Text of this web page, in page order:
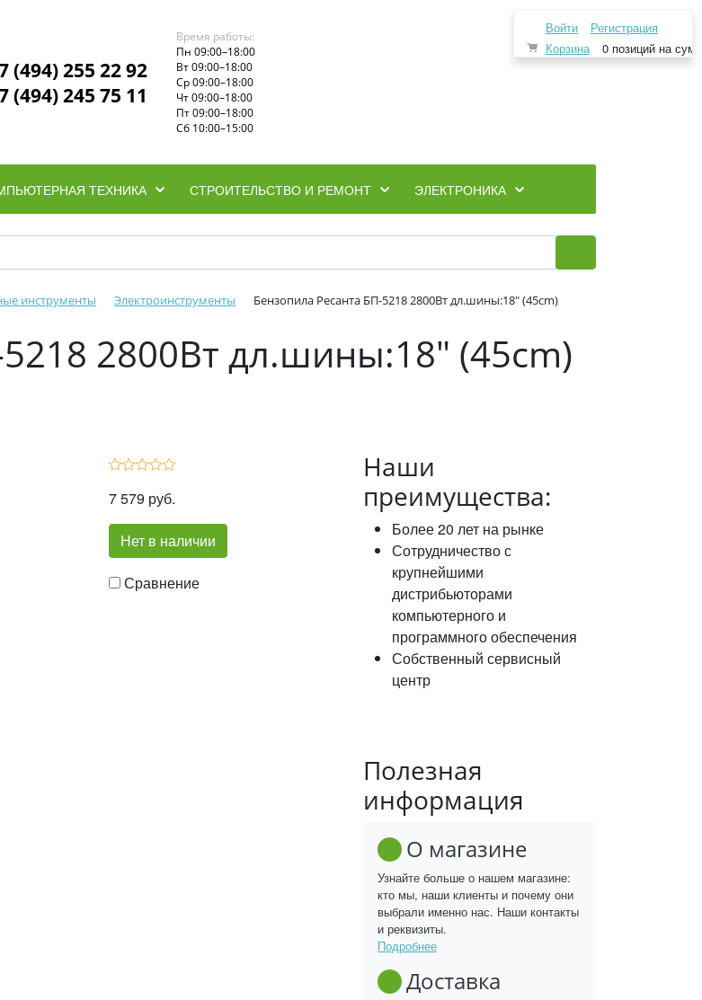
Войти
Регистрация
Корзина
0 позиций на
(494) 255 22 92
(494) 245 75 11
Время работы:
Пн 09:00–18:00
Вт 09:00–18:00
Ср 09:00–18:00
Чт 09:00–18:00
Пт 09:00–18:00
Сб 10:00–15:00
ТЕХНИКА СТРОИТЕЛЬСТВО И РЕМОНТ ЭЛЕКТРОНИКА
инструменты Электроинструменты Бензопила Ресанта БП-5218 2800Вт дл.шины:18" (45cm)
2800Вт дл.шины:18" (45cm)
7 579 руб.
Нет в наличии
Сравнение
Наши
преимущества:
Более 20 лет на рынке
Сотрудничество с
крупнейшими
дистрибьюторами
компьютерного и
программного обеспечения
Собственный сервисный
центр
Полезная
информация
О магазине
Узнайте больше о нашем магазине:
кто мы, наши клиенты и почему они
выбрали именно нас. Наши контакты
и реквизиты.
Подробнее
Доставка